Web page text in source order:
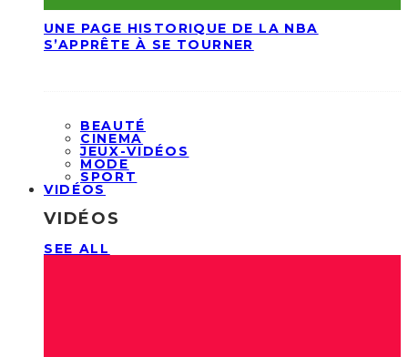
UNE PAGE HISTORIQUE DE LA NBA
S’APPRÊTE À SE TOURNER
BEAUTÉ
CINEMA
JEUX-VIDÉOS
MODE
SPORT
VIDÉOS
VIDÉOS
SEE ALL